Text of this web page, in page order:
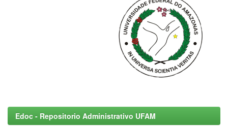
Edoc - Repositorio Administrativo UFAM